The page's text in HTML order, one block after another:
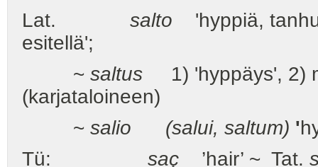
Lat. salto
'hyppiä,
esitellä';
~ saltus 1) 'hyppäys', 2)
(karjataloineen)
~ salio (salui, saltum) '
Tü: saç ’hair’ ~ Tat.